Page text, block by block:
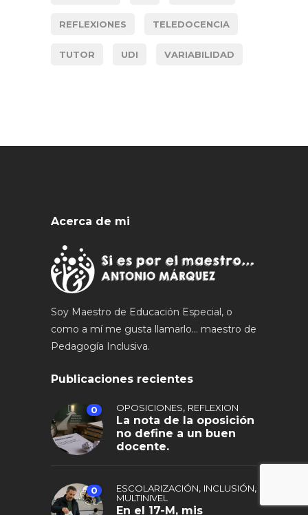
REFLEXIONES TELEDOCENCIA
TUTOR UDI VARIABILIDAD
Acerca de mi
Soy Maestro de Educación Especial, o
como a mí me gusta llamarlo... maestro de
Pedagogía Inclusiva.
Publicaciones recientes
0 OPOSICIONES, REFLEXION
La nota de la oposición
no define a un buen
docente.
0 ESCOLARIZACIÓN, INCLUSIÓN,
MULTINIVEL
En el 17-M, mis